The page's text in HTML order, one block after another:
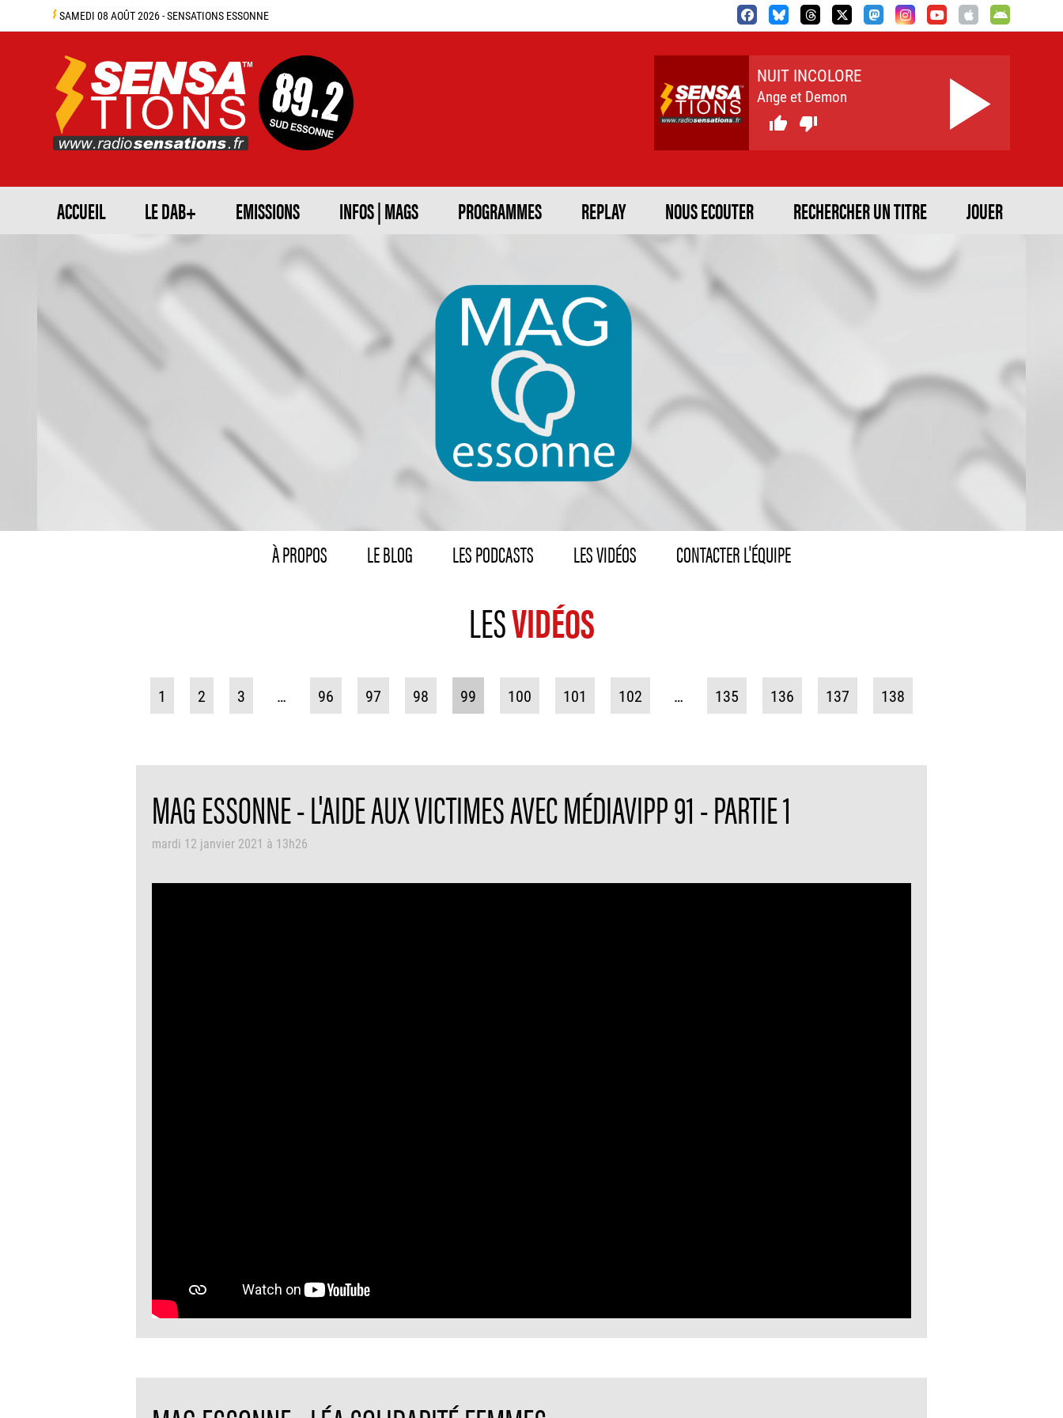
SAMEDI 08 AOÛT 2026 - SENSATIONS ESSONNE
NUIT INCOLORE
Ange et Demon
 
ACCUEIL LE DAB+ EMISSIONS INFOS | MAGS PROGRAMMES REPLAY NOUS ECOUTER RECHERCHER UN TITRE JOUER
À PROPOS LE BLOG LES PODCASTS LES VIDÉOS CONTACTER L'ÉQUIPE
LESVIDÉOS
1 2 3 … 96 97 98 99 100 101 102 … 135 136 137 138
MAG ESSONNE - L'AIDE AUX VICTIMES AVEC MÉDIAVIPP 91 - PARTIE 1
mardi 12 janvier 2021 à 13h26